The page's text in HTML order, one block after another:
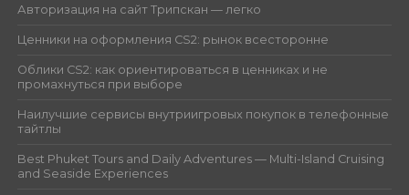
Авторизация на сайт Трипскан — легко
Ценники на оформления CS2: рынок всесторонне
Облики CS2: как ориентироваться в ценниках и не
промахнуться при выборе
Наилучшие сервисы внутриигровых покупок в телефонные
тайтлы
Best Phuket Tours and Daily Adventures — Multi-Island Cruising
and Seaside Experiences